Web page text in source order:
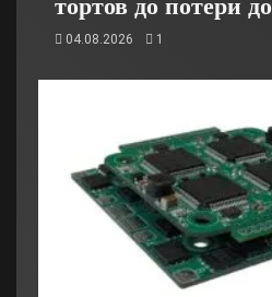
тортов до потери
04.08.2026 1